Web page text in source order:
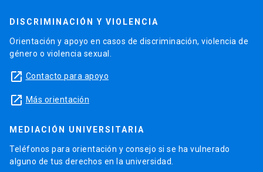
DISCRIMINACIÓN Y VIOLENCIA
Orientación y apoyo en casos de discriminación, violencia de
género o violencia sexual.
launch Contacto para apoyo
launch Más orientación
MEDIACIÓN UNIVERSITARIA
Teléfonos para orientación y consejo si se ha vulnerado
alguno de tus derechos en la universidad.